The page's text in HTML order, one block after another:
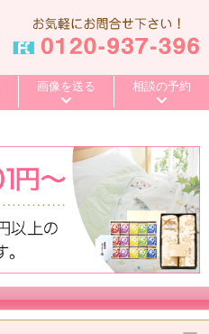
～3,000円 ～4,000円
～10,000円 10,001円～
画像を送る 相談の予約